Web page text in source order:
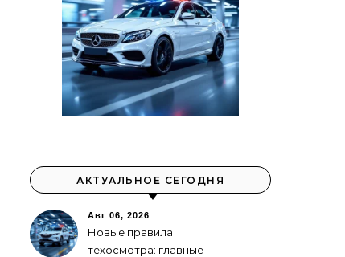
АКТУАЛЬНОЕ СЕГОДНЯ
Авг 06, 2026
Новые правила
техосмотра: главные